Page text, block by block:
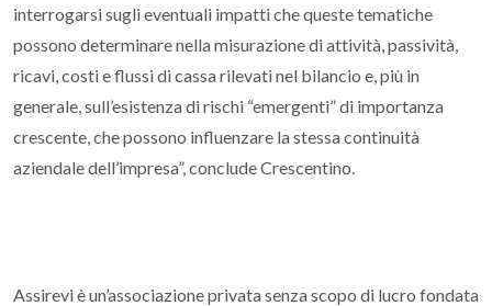
interrogarsi sugli eventuali impatti che queste tematiche
possono determinare nella misurazione di attività, passività,
ricavi, costi e flussi di cassa rilevati nel bilancio e, più in
generale, sull’esistenza di rischi “emergenti” di importanza
crescente, che possono influenzare la stessa continuità
aziendale dell’impresa”, conclude Crescentino.
Assirevi è un’associazione privata senza scopo di lucro fondata